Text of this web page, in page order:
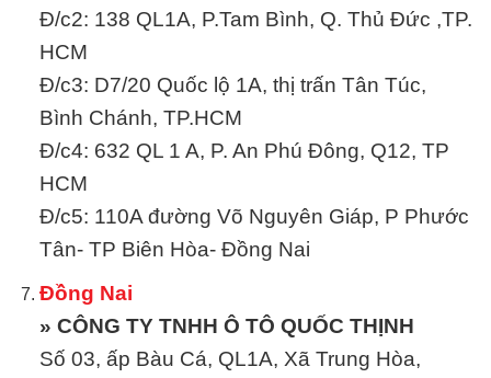
Đ/c2: 138 QL1A, P.Tam Bình, Q. Thủ Đức ,TP.
HCM
Đ/c3: D7/20 Quốc lộ 1A, thị trấn Tân Túc,
Bình Chánh, TP.HCM
Đ/c4: 632 QL 1 A, P. An Phú Đông, Q12, TP
HCM
Đ/c5: 110A đường Võ Nguyên Giáp, P Phước
Tân- TP Biên Hòa- Đồng Nai
Đồng Nai
» CÔNG TY TNHH Ô TÔ QUỐC THỊNH
Số 03, ấp Bàu Cá, QL1A, Xã Trung Hòa,